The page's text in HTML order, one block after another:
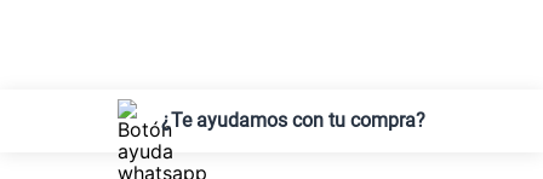
¿Te ayudamos con tu compra?